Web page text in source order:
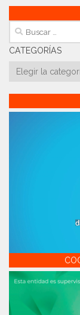
Buscar:
CATEGORÍAS
Categorías